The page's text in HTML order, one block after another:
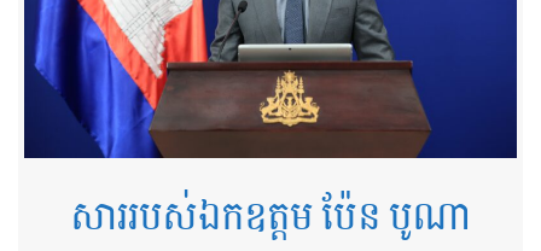
សាររបស់ឯកឧត្តម ប៉ែន បូណា